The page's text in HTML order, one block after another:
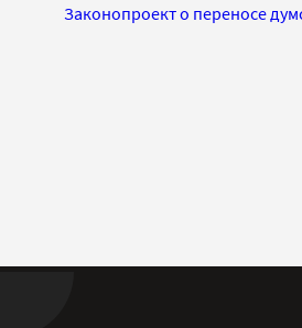
Законопроект о переносе